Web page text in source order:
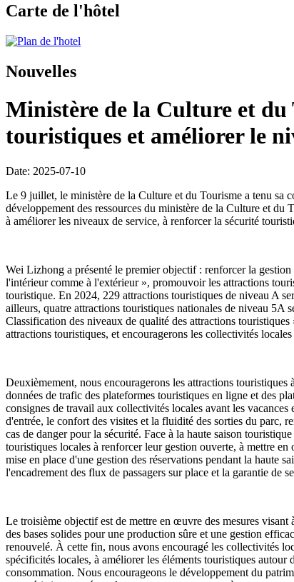
Carte de l'hôtel
Nouvelles
Ministère de la Culture et du
touristiques et améliorer le
Date: 2025-07-10
Le 9 juillet, le ministère de la Culture et du Tourisme a tenu sa
développement des ressources du ministère de la Culture et
à améliorer les niveaux de service, à renforcer la sécurité
Wei Lizhong a présenté le premier objectif : renforcer la
l'intérieur comme à l'extérieur », promouvoir les attractions
touristique. En 2024, 229 attractions touristiques de niveau A
ailleurs, quatre attractions touristiques nationales de niveau 5A
Classification des niveaux de qualité des attractions
attractions touristiques, et encouragerons les collectivités
Deuxièmement, nous encouragerons les attractions
données de trafic des plateformes touristiques en ligne et des
consignes de travail aux collectivités locales avant les
d'entrée, le confort des visites et la fluidité des sorties du parc,
cas de danger pour la sécurité. Face à la haute saison
touristiques locales à renforcer leur gestion ouverte, à mettre
mise en place d'une gestion des réservations pendant la haute
l'encadrement des flux de passagers sur place et la garantie de
Le troisième objectif est de mettre en œuvre des mesures
des bases solides pour une production sûre et une gestion
renouvelé. À cette fin, nous avons encouragé les collectivités
spécificités locales, à améliorer les éléments touristiques
consommation. Nous encourageons le développement du